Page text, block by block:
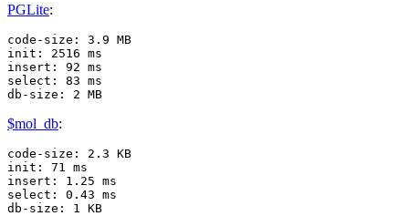
PGLite:
code-size: 3.9 MB
init: 2516 ms
insert: 92 ms
select: 83 ms
db-size: 2 MB
$mol_db:
code-size: 2.3 KB
init: 71 ms
insert: 1.25 ms
select: 0.43 ms
db-size: 1 KB